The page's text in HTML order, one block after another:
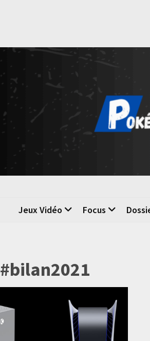
Poké
La passion du jeu vidéo
Jeux Vidéo Focus
#bilan2021